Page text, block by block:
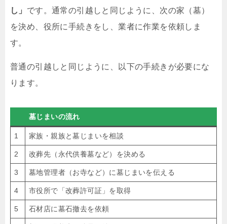
し」 です。通常の引越しと同じように、次の家（墓）
を決め、役所に手続きをし、業者に作業を依頼しま
す。
普通の引越しと同じように、以下の手続きが必要にな
ります。
墓じまいの流れ
1 家族・親族と墓じまいを相談
2 改葬先（永代供養墓など）を決める
3 墓地管理者（お寺など）に墓じまいを伝える
4 市役所で「改葬許可証」を取得
5 石材店に墓石撤去を依頼